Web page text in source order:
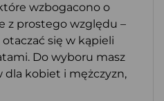
wzbogacono o
z prostego względu –
się w kąpieli
Do wyboru masz
kobiet i mężczyzn,